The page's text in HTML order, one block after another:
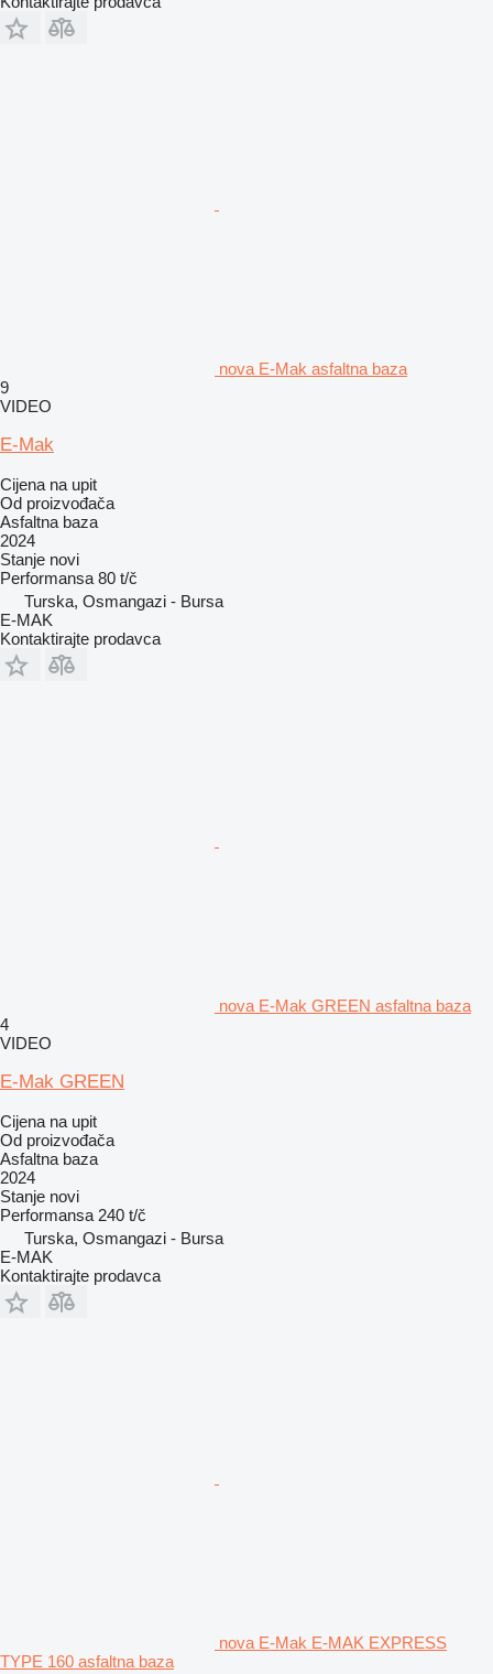
nova E-Mak asfaltna baza
9
VIDEO
E-Mak
Cijena na upit
Od proizvođača
Asfaltna baza
2024
Stanje novi
Performansa 80 t/č
Turska, Osmangazi - Bursa
E-MAK
Kontaktirajte prodavca
nova E-Mak GREEN asfaltna baza
4
VIDEO
E-Mak GREEN
Cijena na upit
Od proizvođača
Asfaltna baza
2024
Stanje novi
Performansa 240 t/č
Turska, Osmangazi - Bursa
E-MAK
Kontaktirajte prodavca
nova E-Mak E-MAK EXPRESS
TYPE 160 asfaltna baza